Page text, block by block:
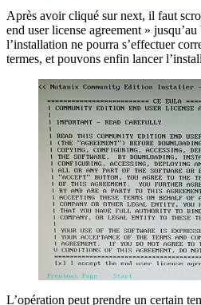
Après avoir cliqué sur next, il faut
end user license agreement »
l’installation ne pourra s’effectuer
termes, et pouvons enfin lancer
L’opération peut prendre un certain